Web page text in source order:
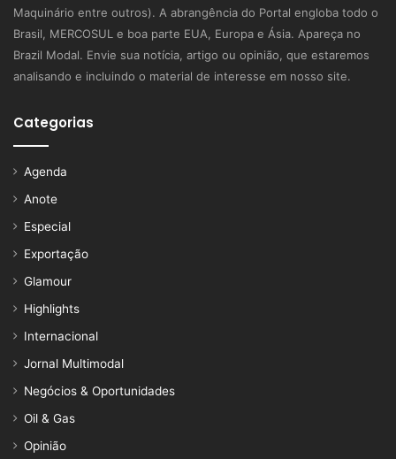
Maquinário entre outros). A abrangência do Portal engloba todo o
Brasil, MERCOSUL e boa parte EUA, Europa e Ásia. Apareça no
Brazil Modal. Envie sua notícia, artigo ou opinião, que estaremos
analisando e incluindo o material de interesse em nosso site.
Categorias
Agenda
Anote
Especial
Exportação
Glamour
Highlights
Internacional
Jornal Multimodal
Negócios & Oportunidades
Oil & Gas
Opinião